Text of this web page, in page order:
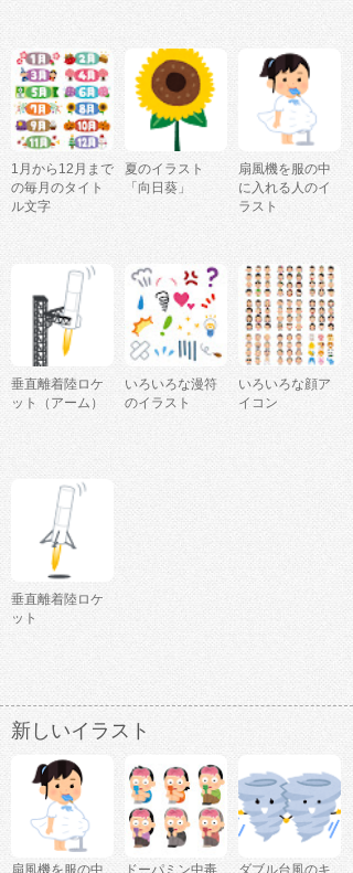
1月から12月まで
の毎月のタイト
ル文字
夏のイラスト
「向日葵」
扇風機を服の中
に入れる人のイ
ラスト
垂直離着陸ロケ
ット（アーム）
いろいろな漫符
のイラスト
いろいろな顔ア
イコン
垂直離着陸ロケ
ット
新しいイラスト
扇風機を服の中 ドーパミン中毒 ダブル台風のキ